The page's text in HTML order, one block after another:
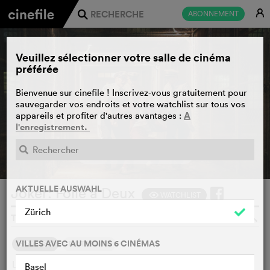
ABONNEMENT E
j
Joker: Folie à Deux
TODD PHILLIPS, USA, 2024
SYNOPSIS NOTRE AVIS
Le sextuple meurtrier Arthur Fleck, alias le Joker, était-il
Veuillez sélectionner votre salle de cinéma
préférée
Bienvenue sur cinefile ! Inscrivez-vous gratuitement pour
sauvegarder vos endroits et votre watchlist sur tous vos
appareils et profiter d'autres avantages : A
l'enregistrement.
AKTUELLE AUSWAHL
Zürich
VILLES AVEC AU MOINS 6 CINÉMAS
Basel